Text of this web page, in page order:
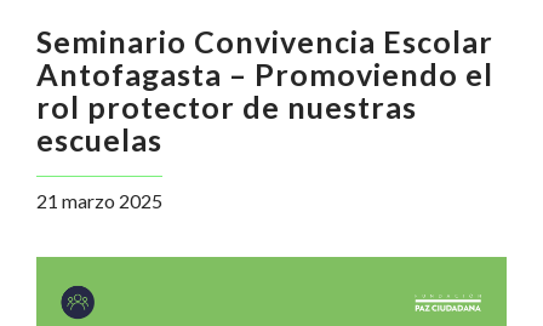
Seminario Convivencia Escolar
Antofagasta – Promoviendo el
rol protector de nuestras
escuelas
21 marzo 2025